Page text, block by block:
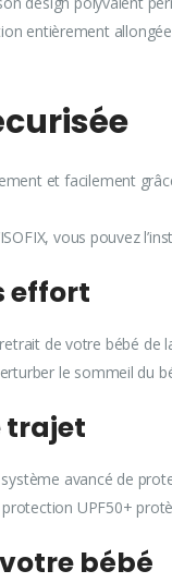
entièrement
et facilement
vous pouvez
effort
de votre bébé
le sommeil du
trajet
avancé de
UPF50+
bébé